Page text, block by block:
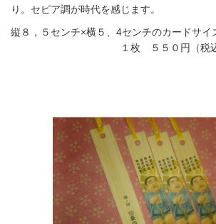
り。セピア調が時代を感じます。
縦８，５センチ×横５、4センチのカードサイ
１枚 ５５０円（税込